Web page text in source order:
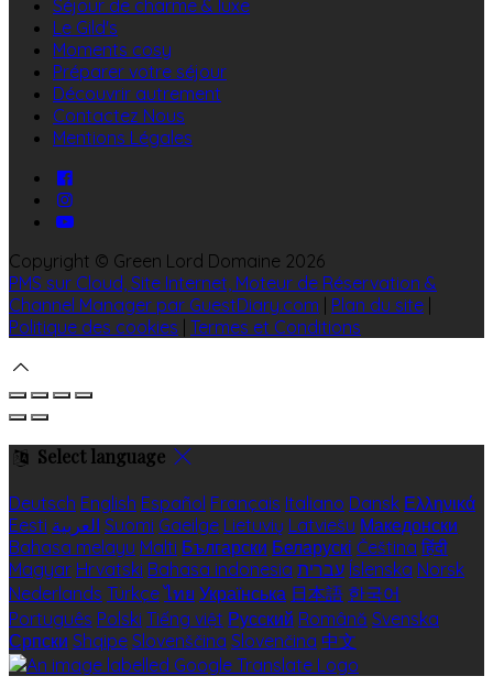
Séjour de charme & luxe
Le Gild's
Moments cosy
Préparer votre séjour
Découvrir autrement
Contactez Nous
Mentions Légales
Copyright © Green Lord Domaine 2026
PMS sur Cloud, Site Internet, Moteur de Réservation &
Channel Manager par GuestDiary.com
Plan du site
Politique des cookies Termes et Conditions
Select language
Deutsch English Español Français Italiano Dansk Ελληνικά
Eesti العربية Suomi Gaeilge Lietuvių Latviešu Македонски
Bahasa melayu Malti Български Беларускі Čeština हिंदी
Magyar Hrvatski Bahasa indonesia עברית Íslenska Norsk
Nederlands Türkçe ไทย Українська 日本語 한국어
Português Polski Tiếng việt Русский Română Svenska
Српски Shqipe Slovenščina Slovenčina 中文